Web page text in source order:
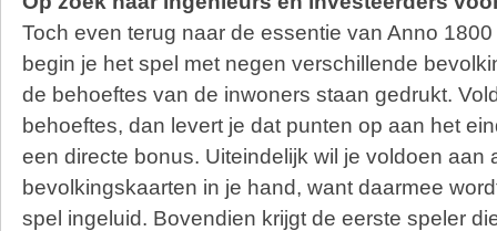
Toch even terug naar de essentie van Anno
begin je het spel met negen verschillende
de behoeftes van de inwoners staan gedrukt.
behoeftes, dan levert je dat punten op aan het
een directe bonus. Uiteindelijk wil je voldoen aan
bevolkingskaarten in je hand, want daarmee
spel ingeluid. Bovendien krijgt de eerste speler